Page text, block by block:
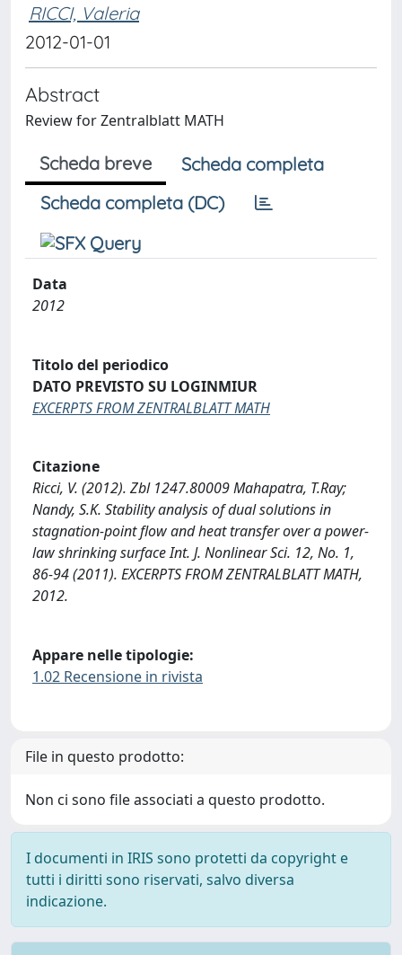
RICCI, Valeria
2012-01-01
Abstract
Review for Zentralblatt MATH
Scheda breve
Scheda completa
Scheda completa (DC)
Data
2012
Titolo del periodico
DATO PREVISTO SU LOGINMIUR
EXCERPTS FROM ZENTRALBLATT MATH
Citazione
Ricci, V. (2012). Zbl 1247.80009 Mahapatra, T.Ray;
Nandy, S.K. Stability analysis of dual solutions in
stagnation-point flow and heat transfer over a power-
law shrinking surface Int. J. Nonlinear Sci. 12, No. 1,
86-94 (2011). EXCERPTS FROM ZENTRALBLATT MATH,
2012.
Appare nelle tipologie:
1.02 Recensione in rivista
File in questo prodotto:
Non ci sono file associati a questo prodotto.
I documenti in IRIS sono protetti da copyright e
tutti i diritti sono riservati, salvo diversa
indicazione.